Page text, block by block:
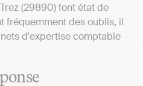
(29890) font état de
fréquemment des oublis, il
d'expertise comptable